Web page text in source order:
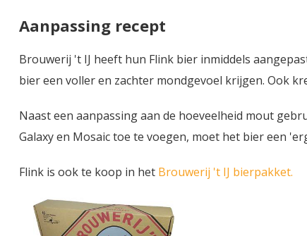
Aanpassing recept
Brouwerij 't IJ heeft hun Flink bier inmiddels
bier een voller en zachter mondgevoel krijgen. Ook
Naast een aanpassing aan de hoeveelheid mout
Galaxy en Mosaic toe te voegen, moet het bier een
Flink is ook te koop in het Brouwerij 't IJ bierpakket.